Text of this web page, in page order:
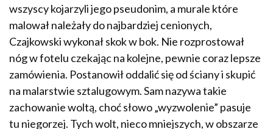
wszyscy kojarzyli jego pseudonim, a murale które
malował należały do najbardziej cenionych,
Czajkowski wykonał skok w bok. Nie rozprostował
nóg w fotelu czekając na kolejne, pewnie coraz lepsze
zamówienia. Postanowił oddalić się od ściany i skupić
na malarstwie sztalugowym. Sam nazywa takie
zachowanie woltą, choć słowo „wyzwolenie” pasuje
tu niegorzej. Tych wolt, nieco mniejszych, w obszarze